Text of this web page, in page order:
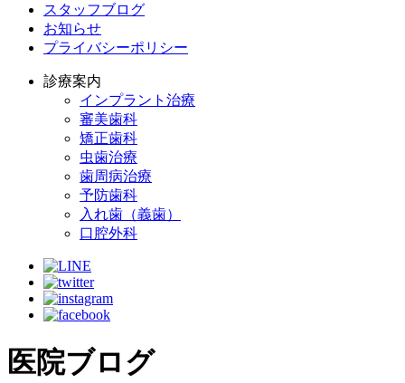
スタッフブログ
お知らせ
プライバシーポリシー
診療案内
インプラント治療
審美歯科
矯正歯科
虫歯治療
歯周病治療
予防歯科
入れ歯（義歯）
口腔外科
医院ブログ